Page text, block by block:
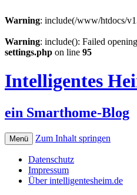
Warning: include(/www/htdocs/
Warning: include(): Failed
settings.php on line 95
Intelligentes
ein Smarthome-Blog
Menü Zum Inhalt springen
Datenschutz
Impressum
Über intelligentesheim.de